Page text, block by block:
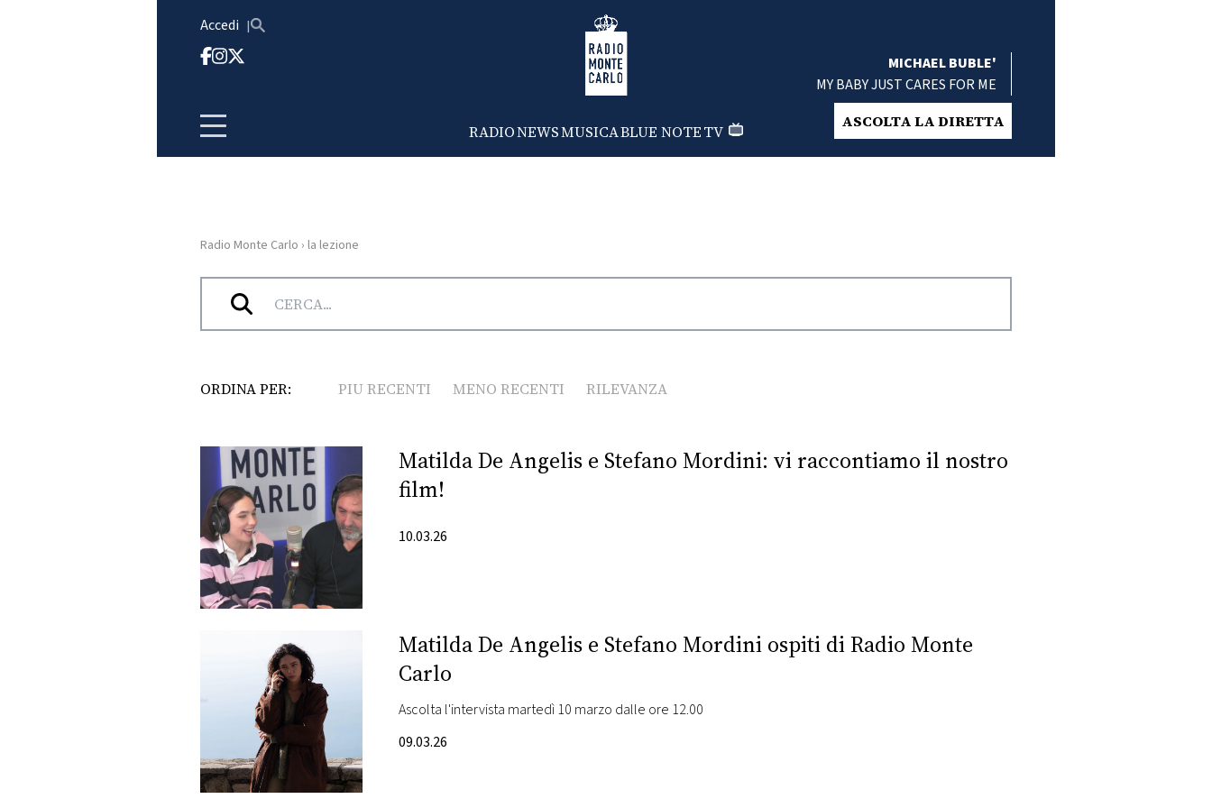
Accedi Radio Monte Carlo
RADIONEWSMUSICABLUE NOTETV
MICHAEL BUBLE'
MY BABY JUST CARES FOR ME
ASCOLTA LA DIRETTA
HOME
RADIO
NEWS
FOTO
CONCORSI
PRINCIPATO
Radio Monte Carlo › la lezione
Tag:la lezione
ORDINA PER: PIU RECENTI MENO RECENTI RILEVANZA
Matilda De Angelis e Stefano Mordini: vi raccontiamo il nostro
film!
10.03.26
Matilda De Angelis e Stefano Mordini ospiti di Radio Monte
Carlo
Ascolta l'intervista martedì 10 marzo dalle ore 12.00
09.03.26